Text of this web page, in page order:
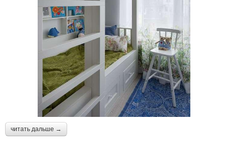
читать дальше →